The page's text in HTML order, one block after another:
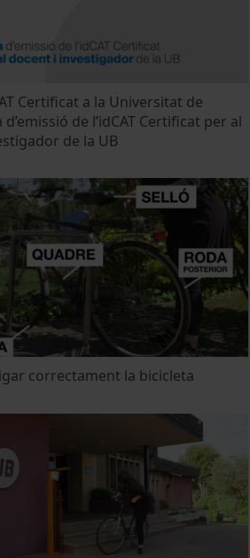
Certificat a la Universitat de
de l’idCAT Certificat per al
de la UB
correctament la bicicleta